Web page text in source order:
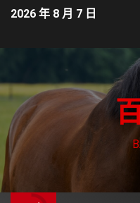
2026 年 8 月 7 日